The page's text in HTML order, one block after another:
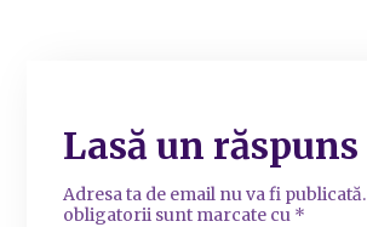
Lasă un răspuns
Adresa ta de email nu va fi publicată.
obligatorii sunt marcate cu *